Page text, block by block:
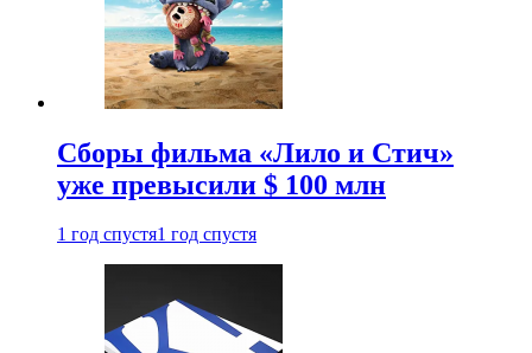
Сборы фильма «Лило и Стич»
уже превысили $ 100 млн
1 год спустя1 год спустя